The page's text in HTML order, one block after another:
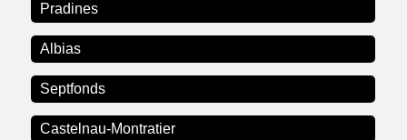
Pradines
Albias
Septfonds
Castelnau-Montratier